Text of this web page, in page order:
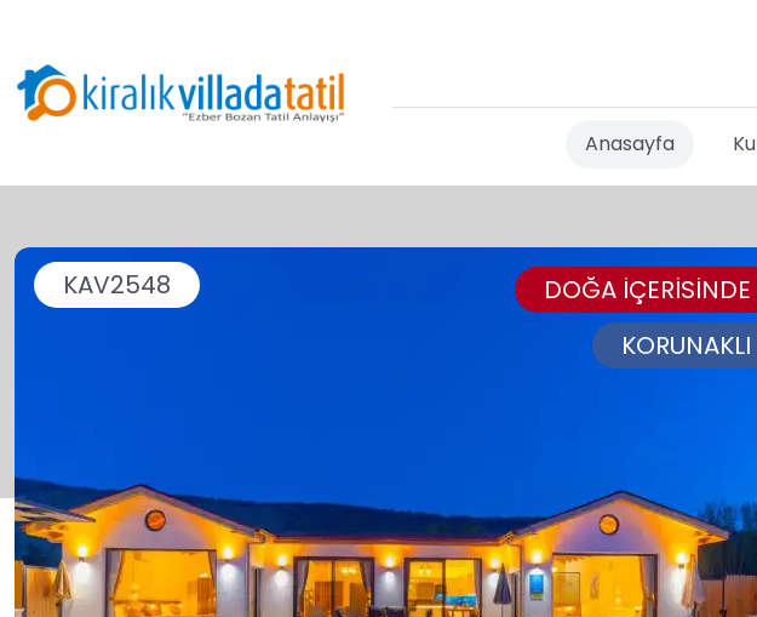
Anasayfa
KAV2548
DOĞA İÇERİSİNDE
KORUNAKLI